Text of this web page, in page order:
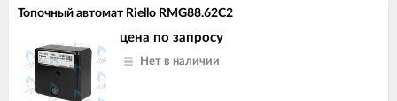
Топочный автомат Riello RMG88.62C2
цена по запросу
Нет в наличии